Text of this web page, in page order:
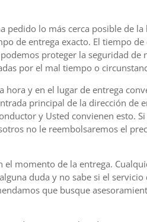
lo más cerca posible de
de entrega exacto. El tiempo
proteger la seguridad de
por el mal tiempo o
hora y en el lugar de entrega
principal de la dirección de
y Usted convienen esto.
no le reembolsaremos el
momento de la entrega.
duda y no sabe si el
que busque